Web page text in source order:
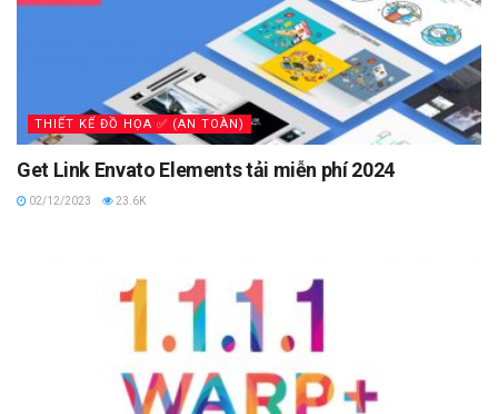
THIẾT KẾ ĐỒ HỌA ✅ (AN TOÀN)
Get Link Envato Elements tải miễn phí 2024
02/12/2023 23.6K